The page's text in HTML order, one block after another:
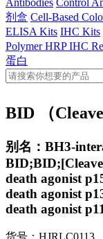
剂盒 Cell-Based
ELISA Kits IHC Kits
Polymer HRP IHC
蛋白
BID （
别名：BH3-
death agonist
death agonist
death agonist
货号：HJRLC0113